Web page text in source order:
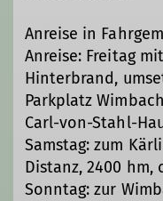
Anreise in
Anreise: Freitag
Hinterbrand,
Parkplatz
Carl-von-Stahl-
Samstag: zum
Distanz, 2400 hm,
Sonntag: zur